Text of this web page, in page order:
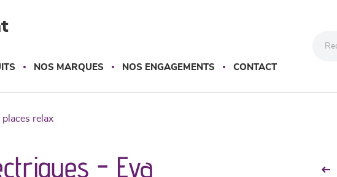
NOS MARQUES NOS ENGAGEMENTS CONTACT
3 places relax
- Eva